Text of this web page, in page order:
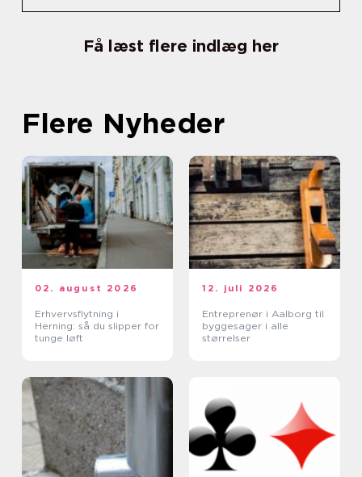
Få læst flere indlæg her
Flere Nyheder
02. august 2026
Erhvervsflytning i
Herning: så du slipper for
tunge løft
12. juli 2026
Entreprenør i Aalborg til
byggesager i alle
størrelser